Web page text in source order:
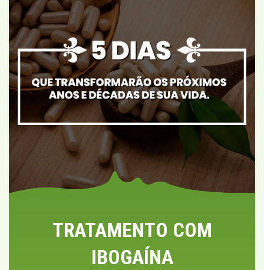
TRATAMENTO COM
IBOGAÍNA